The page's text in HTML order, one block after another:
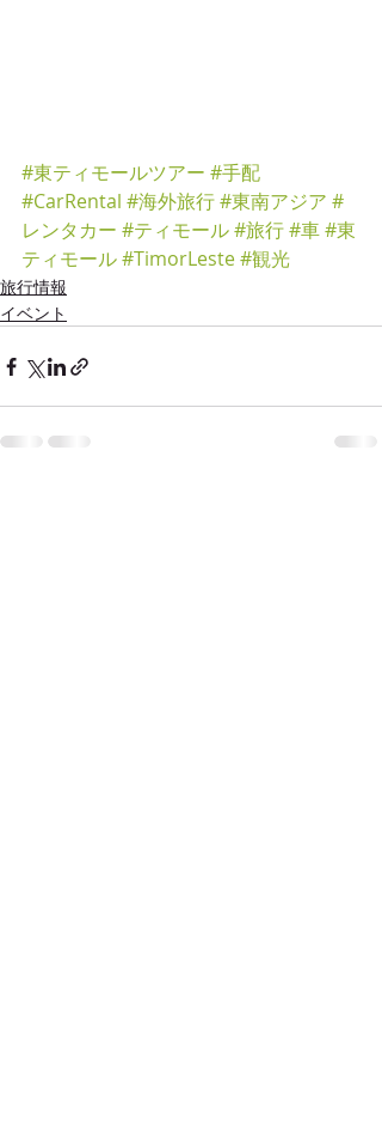
#東ティモールツアー #手配
#CarRental #海外旅行#東南アジア #
レンタカー #ティモール#旅行#車#東
ティモール#TimorLeste#観光
旅行情報
イベント